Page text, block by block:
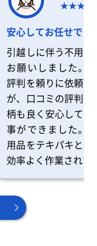
安心してお任せでき
引越しに伴う不用品
お願いしました。
評判を頼りに依頼を
が、口コミの評判通
柄も良く安心してお
事ができました。
用品をテキパキと運
効率よく作業され